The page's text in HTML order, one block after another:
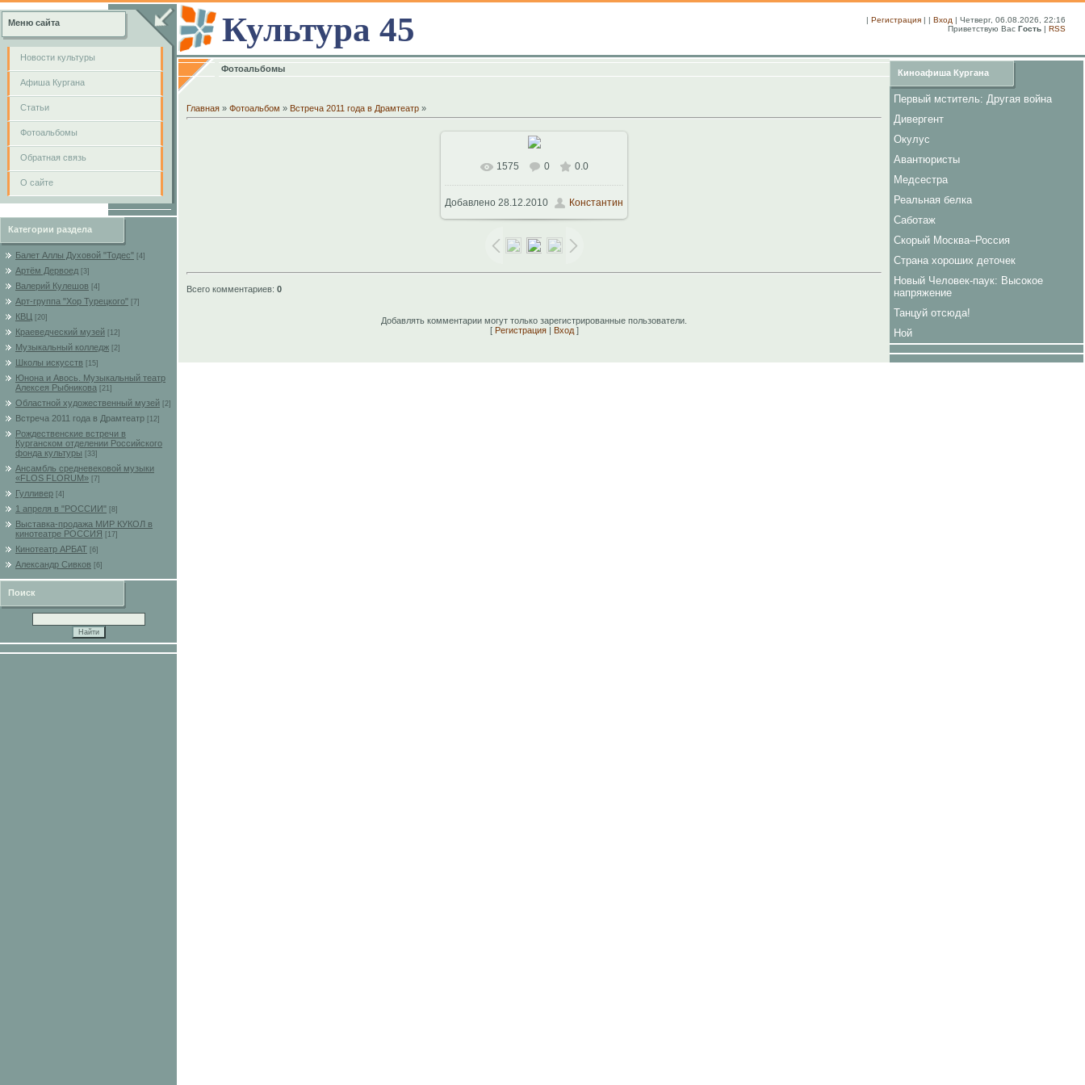
Меню сайта
Новости культуры
Афиша Кургана
Cтатьи
Фотоальбомы
Обратная связь
О сайте
Категории раздела
Балет Аллы Духовой "Тодес" [4]
Артём Дервоед [3]
Валерий Кулешов [4]
Арт-группа "Хор Турецкого" [7]
КВЦ [20]
Краеведческий музей [12]
Музыкальный колледж [2]
Школы искусств [15]
Юнона и Авось. Музыкальный театр
Алексея Рыбникова
[21]
Областной художественный музей [2]
Встреча 2011 года в Драмтеатр [12]
Рождественские встречи в
Курганском отделении Российского
фонда культуры
[33]
Ансамбль средневековой музыки
«FLOS FLORUM» [7]
Гулливер [4]
1 апреля в "РОССИИ" [8]
Выставка-продажа МИР КУКОЛ в
кинотеатре РОССИЯ
[17]
Кинотеатр АРБАТ [6]
Александр Сивков [6]
Поиск
Культура 45 | Регистрация | | Вход | Четверг, 06.08.2026, 22:16
Приветствую Вас Гость | RSS
Фотоальбомы
Главная » Фотоальбом » Встреча 2011 года в Драмтеатр »
В реальном размере 1024x768
206.8Kb
1575 0 0.0
Добавлено 28.12.2010 Константин
Всего комментариев: 0
Добавлять комментарии могут только зарегистрированные пользователи.
[ Регистрация| Вход]
Киноафиша Кургана
Первый мститель: Другая война
Дивергент
Окулус
Авантюристы
Медсестра
Реальная белка
Саботаж
Скорый Москва–Россия
Страна хороших деточек
Новый Человек-паук: Высокое
напряжение
Танцуй отсюда!
Ной